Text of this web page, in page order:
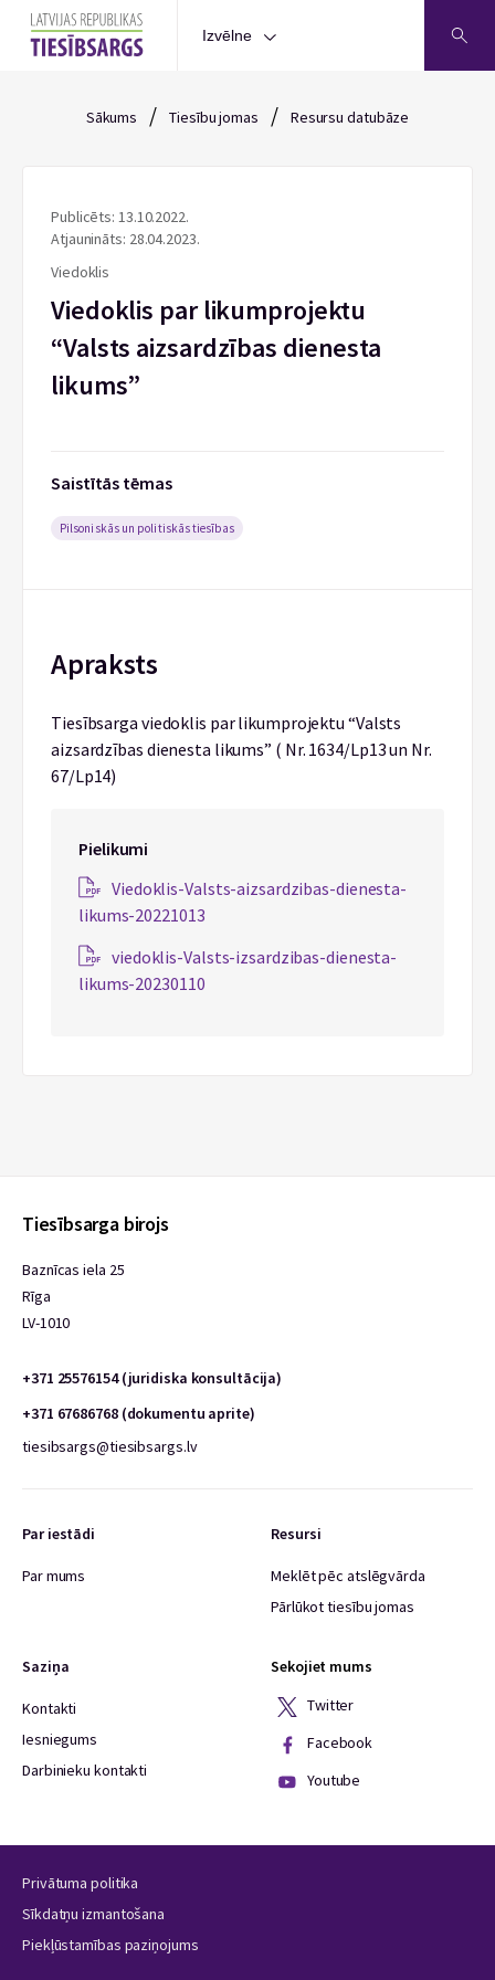
Izvēlne
Sākums / Tiesību jomas / Resursu datubāze
Publicēts: 13.10.2022.
Atjaunināts: 28.04.2023.
Viedoklis
Viedoklis par likumprojektu
“Valsts aizsardzības dienesta
likums”
Saistītās tēmas
Pilsoniskās un politiskās tiesības
Apraksts
Tiesībsarga viedoklis par likumprojektu “Valsts
aizsardzības dienesta likums” ( Nr. 1634/Lp13 un Nr.
67/Lp14)
Pielikumi
Viedoklis-Valsts-aizsardzibas-dienesta-
likums-20221013
viedoklis-Valsts-izsardzibas-dienesta-
likums-20230110
Tiesībsarga birojs
Baznīcas iela 25
Rīga
LV-1010
+371 25576154 (juridiska konsultācija)
+371 67686768 (dokumentu aprite)
tiesibsargs@tiesibsargs.lv
Par iestādi
Par mums
Resursi
Meklēt pēc atslēgvārda
Pārlūkot tiesību jomas
Saziņa
Kontakti
Iesniegums
Darbinieku kontakti
Sekojiet mums
Twitter
Facebook
Youtube
Privātuma politika
Sīkdatņu izmantošana
Piekļūstamības paziņojums